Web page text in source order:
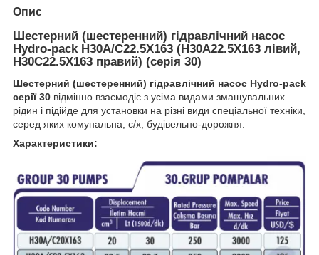
Опис
Шестерний (шестеренний) гідравлічний насос
Hydro-pack H30A/C22.5X163 (H30A22.5X163 лівий,
H30C22.5X163 правий) (серія 30)
Шестерний (шестеренний) гідравлічний насос Hydro-pack
серії 30 відмінно взаємодіє з усіма видами змащувальних
рідин і підійде для установки на різні види спеціальної техніки,
серед яких комунальна, с/х, будівельно-дорожня.
Характеристики: